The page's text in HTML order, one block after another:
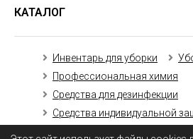
КАТАЛОГ
Инвентарь для уборки
Профессиональная химия
Средства для дезинфекции
Средства индивидуальной